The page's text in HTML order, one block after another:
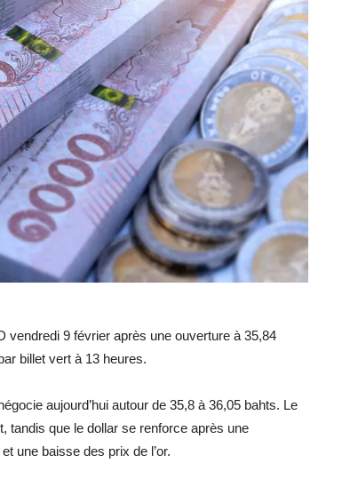
vendredi 9 février après une ouverture à 35,84
billet vert à 13 heures.
aujourd’hui autour de 35,8 à 36,05 bahts. Le
tandis que le dollar se renforce après une
une baisse des prix de l’or.